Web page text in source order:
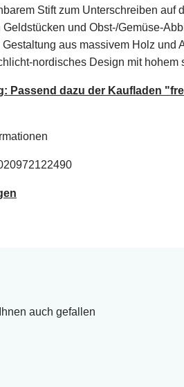
Stift zum Unterschreiben auf
Geldstücken und Obst-/Gemüse-
Gestaltung aus massivem Holz
nordisches Design mit hohem
Passend dazu der Kaufladen
auch gefallen